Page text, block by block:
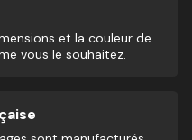
et la couleur de
vous le souhaitez.